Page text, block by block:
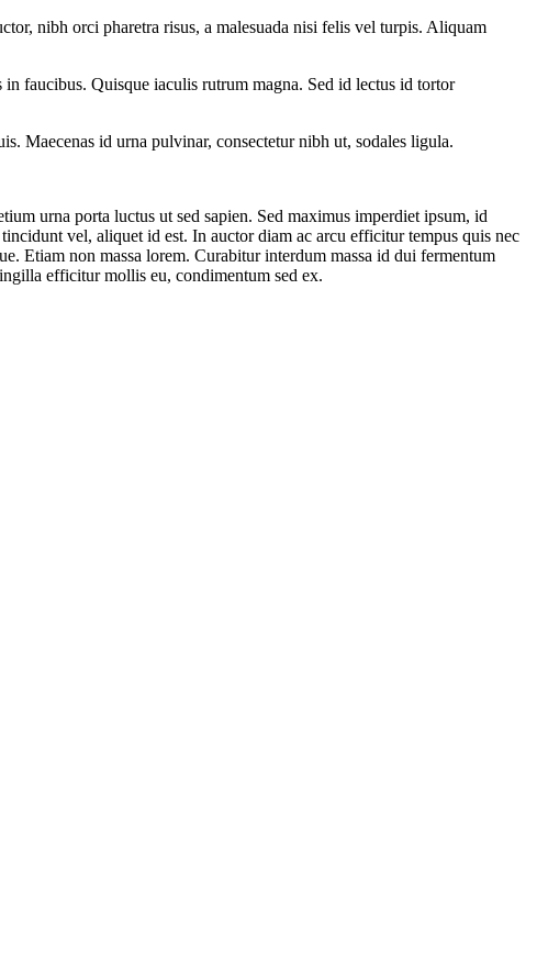
nibh orci pharetra risus, a malesuada nisi felis vel turpis. Aliquam
faucibus. Quisque iaculis rutrum magna. Sed id lectus id tortor
Maecenas id urna pulvinar, consectetur nibh ut, sodales ligula.
urna porta luctus ut sed sapien. Sed maximus imperdiet ipsum, id
vel, aliquet id est. In auctor diam ac arcu efficitur tempus quis nec
Etiam non massa lorem. Curabitur interdum massa id dui fermentum
efficitur mollis eu, condimentum sed ex.